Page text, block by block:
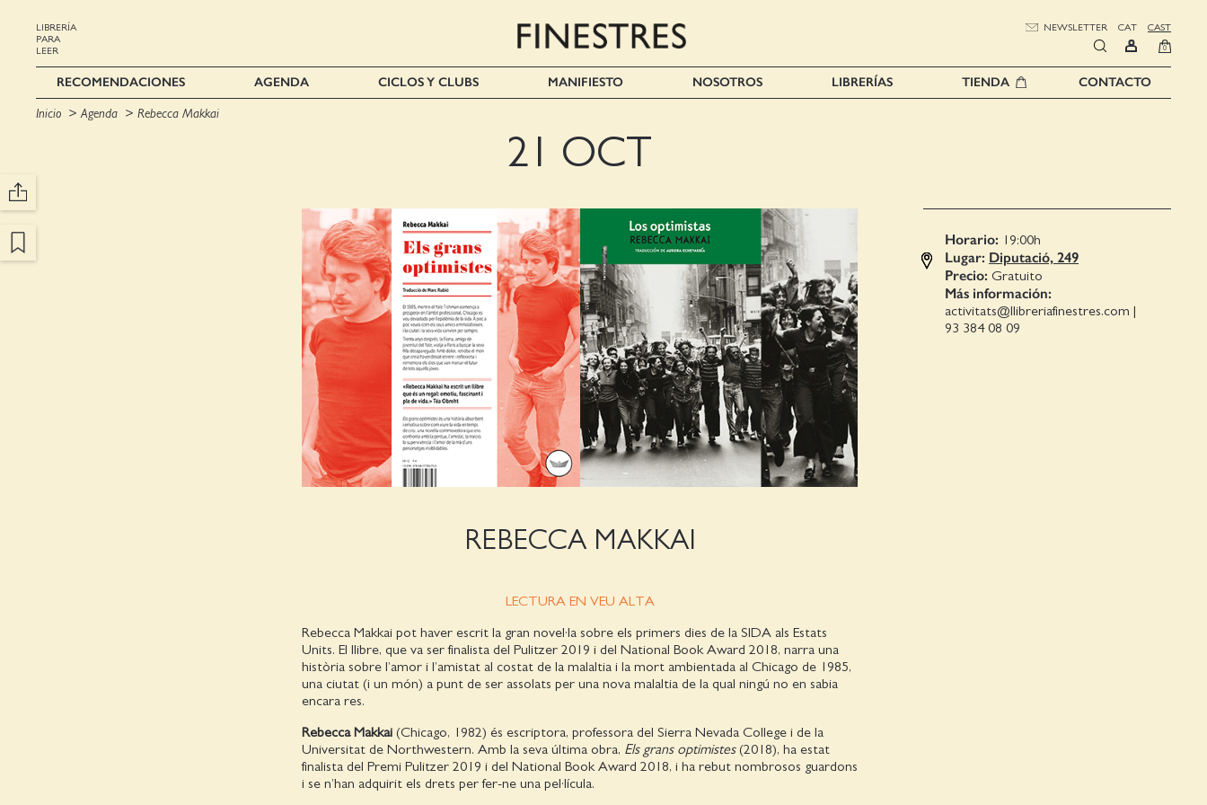
LIBRERÍA
PARA
LEER
NEWSLETTER CAT CAST
0
RECOMENDACIONES AGENDA CICLOS Y CLUBS MANIFIESTO NOSOTROS LIBRERÍAS TIENDA CONTACTO
Inicio Agenda Rebecca Makkai
21 OCT
REBECCA MAKKAI
LECTURA EN VEU ALTA
Rebecca Makkai pot haver escrit la gran novel·la sobre els primers dies de la SIDA als Estats
Units. El llibre, que va ser finalista del Pulitzer 2019 i del National Book Award 2018, narra una
història sobre l’amor i l’amistat al costat de la malaltia i la mort ambientada al Chicago de 1985,
una ciutat (i un món) a punt de ser assolats per una nova malaltia de la qual ningú no en sabia
encara res.
Rebecca Makkai(Chicago, 1982) és escriptora, professora del Sierra Nevada College i de la
Universitat de Northwestern. Amb la seva última obra, Els grans optimistes(2018), ha estat
finalista del Premi Pulitzer 2019 i del National Book Award 2018, i ha rebut nombrosos guardons
i se n’han adquirit els drets per fer-ne una pel·lícula.
Horario: 19:00h
Lugar: Diputació, 249
Precio: Gratuito
Más información:
activitats@llibreriafinestres.com |
93 384 08 09